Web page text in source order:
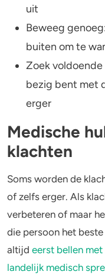
uit
Beweeg
buiten om te
Zoek
bezig bent met
erger
Medische
klachten
Soms worden de
of zelfs erger. Als
verbeteren of maar
die persoon het
altijd eerst bellen
landelijk medisch